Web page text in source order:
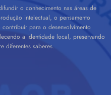
o conhecimento nas áreas de
intelectual, o pensamento
para o desenvolvimento
a identidade local, preservando
diferentes saberes.